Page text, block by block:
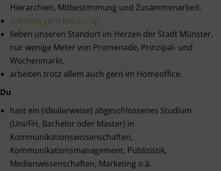
Hierarchien, Mitbestimmung und Zusammenarbeit.
arbeiten gern bei pr://ip
lieben unseren Standort im Herzen der Stadt Münster,
nur wenige Meter von Promenade, Prinzipal- und
Wochenmarkt.
arbeiten trotz allem auch gern im Homeoffice.
Du
hast ein (idealerweise) abgeschlossenes Studium
(Uni/FH, Bachelor oder Master) in
Kommunikationswissenschaften,
Kommunikationsmanagement, Publizistik,
Medienwissenschaften, Marketing o.ä.